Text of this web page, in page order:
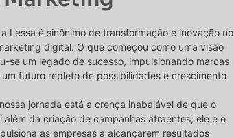
Lessa é sinônimo de transformação e inovação no
digital. O que começou como uma visão
se um legado de sucesso, impulsionando marcas
futuro repleto de possibilidades e crescimento
jornada está a crença inabalável de que o
além da criação de campanhas atraentes; ele é o
as empresas a alcançarem resultados